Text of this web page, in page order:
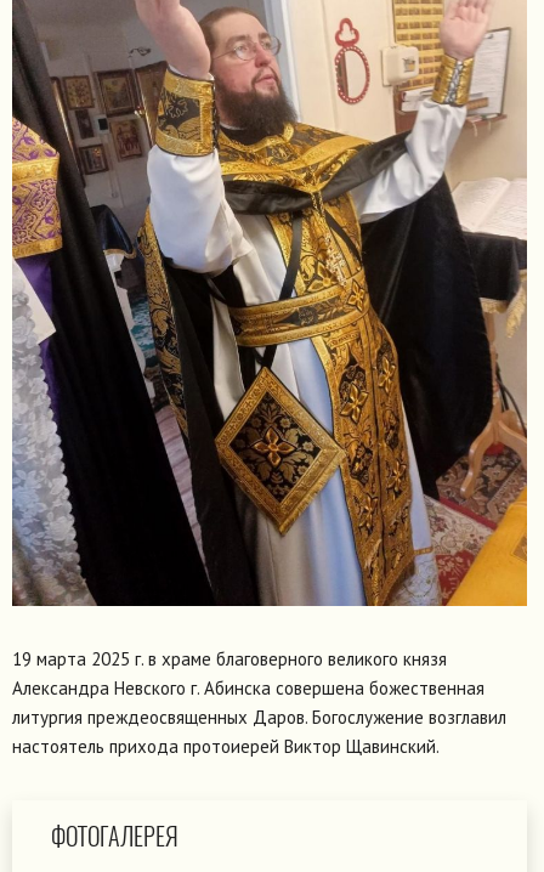
19 марта 2025 г. в храме благоверного великого князя
Александра Невского г. Абинска совершена божественная
литургия преждеосвященных Даров. Богослужение возглавил
настоятель прихода протоиерей Виктор Щавинский.
ФОТОГАЛЕРЕЯ